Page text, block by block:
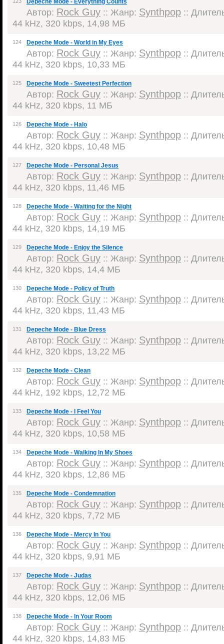
Depeche Mode - Everything Counts
Автор: Rock Guy :: Жанр: Synthpop ::
44 kHz, 320 kbps, 14,98 МБ
124 Depeche Mode - World in My Eyes
Автор: Rock Guy :: Жанр: Synthpop ::
44 kHz, 320 kbps, 10,33 МБ
125 Depeche Mode - Sweetest Perfection
Автор: Rock Guy :: Жанр: Synthpop ::
44 kHz, 320 kbps, 11 МБ
126 Depeche Mode - Halo
Автор: Rock Guy :: Жанр: Synthpop ::
44 kHz, 320 kbps, 10,48 МБ
127 Depeche Mode - Personal Jesus
Автор: Rock Guy :: Жанр: Synthpop ::
44 kHz, 320 kbps, 11,46 МБ
128 Depeche Mode - Waiting for the Night
Автор: Rock Guy :: Жанр: Synthpop ::
44 kHz, 320 kbps, 14,19 МБ
129 Depeche Mode - Enjoy the Silence
Автор: Rock Guy :: Жанр: Synthpop ::
44 kHz, 320 kbps, 14,4 МБ
130 Depeche Mode - Policy of Truth
Автор: Rock Guy :: Жанр: Synthpop ::
44 kHz, 320 kbps, 11,43 МБ
131 Depeche Mode - Blue Dress
Автор: Rock Guy :: Жанр: Synthpop ::
44 kHz, 320 kbps, 13,22 МБ
132 Depeche Mode - Clean
Автор: Rock Guy :: Жанр: Synthpop ::
44 kHz, 192 kbps, 12,72 МБ
133 Depeche Mode - I Feel You
Автор: Rock Guy :: Жанр: Synthpop ::
44 kHz, 320 kbps, 10,58 МБ
134 Depeche Mode - Walking In My Shoes
Автор: Rock Guy :: Жанр: Synthpop ::
44 kHz, 320 kbps, 12,86 МБ
135 Depeche Mode - Condemnation
Автор: Rock Guy :: Жанр: Synthpop ::
44 kHz, 320 kbps, 7,72 МБ
136 Depeche Mode - Mercy In You
Автор: Rock Guy :: Жанр: Synthpop ::
44 kHz, 320 kbps, 9,91 МБ
137 Depeche Mode - Judas
Автор: Rock Guy :: Жанр: Synthpop ::
44 kHz, 320 kbps, 12,06 МБ
138 Depeche Mode - In Your Room
Автор: Rock Guy :: Жанр: Synthpop ::
44 kHz, 320 kbps, 14,83 МБ